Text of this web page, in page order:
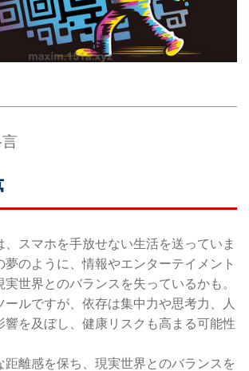
、スマホを手放せない生活を送っていま
夢のように、情報やエンターテイメント
世界とのバランスを失っているかも。
ールですが、依存は集中力や思考力、人
響を及ぼし、健康リスクも高まる可能性
距離感を保ち、現実世界とのバランスを